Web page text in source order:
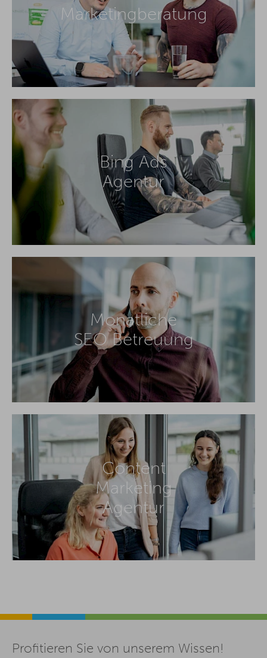
Marketingberatung
Bing Ads
Agentur
Monatliche
SEO Betreuung
Content
Marketing
Agentur
Profitieren Sie von unserem Wissen!